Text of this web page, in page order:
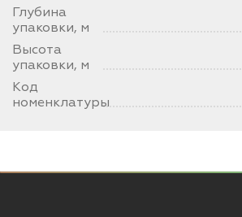
Глубина
упаковки, м
Высота
упаковки, м
Код
номенклатуры